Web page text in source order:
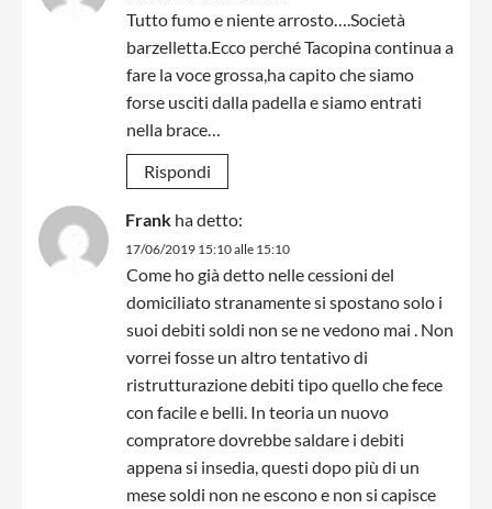
Tutto fumo e niente arrosto….Società
barzelletta.Ecco perché Tacopina continua a
fare la voce grossa,ha capito che siamo
forse usciti dalla padella e siamo entrati
nella brace…
Rispondi
Frank ha detto:
17/06/2019 15:10 alle 15:10
Come ho già detto nelle cessioni del
domiciliato stranamente si spostano solo i
suoi debiti soldi non se ne vedono mai . Non
vorrei fosse un altro tentativo di
ristrutturazione debiti tipo quello che fece
con facile e belli. In teoria un nuovo
compratore dovrebbe saldare i debiti
appena si insedia, questi dopo più di un
mese soldi non ne escono e non si capisce